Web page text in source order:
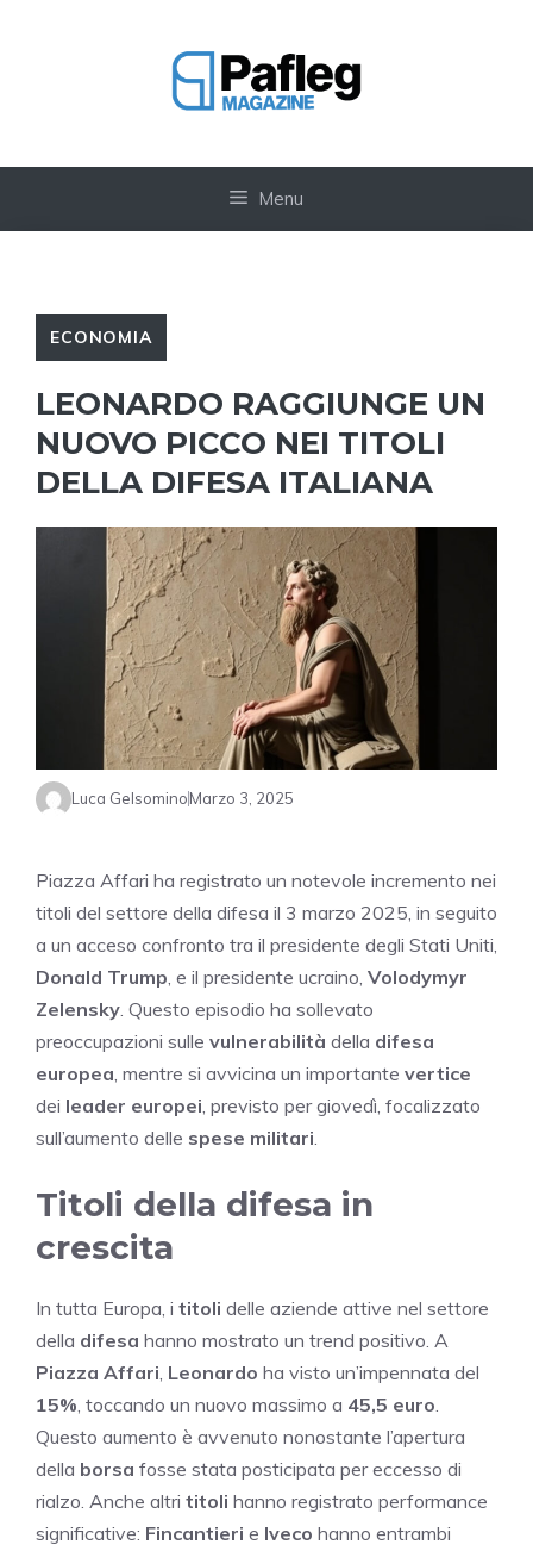
Menu
ECONOMIA
LEONARDO RAGGIUNGE UN
NUOVO PICCO NEI TITOLI
DELLA DIFESA ITALIANA
Luca GelsominoMarzo 3, 2025
Piazza Affari ha registrato un notevole incremento nei
titoli del settore della difesa il 3 marzo 2025, in seguito
a un acceso confronto tra il presidente degli Stati Uniti,
Donald Trump , e il presidente ucraino, Volodymyr
Zelensky . Questo episodio ha sollevato
preoccupazioni sulle vulnerabilità della difesa
europea , mentre si avvicina un importante vertice
dei leader europei , previsto per giovedì, focalizzato
sull’aumento delle spese militari
Titoli della difesa in
crescita
In tutta Europa, i titoli delle aziende attive nel settore
della difesa hanno mostrato un trend positivo. A
Piazza Affari Leonardo ha visto un’impennata del
15% , toccando un nuovo massimo a 45,5 euro
Questo aumento è avvenuto nonostante l’apertura
della borsa fosse stata posticipata per eccesso di
rialzo. Anche altri titoli hanno registrato performance
significative: Fincantieri e Iveco hanno entrambi